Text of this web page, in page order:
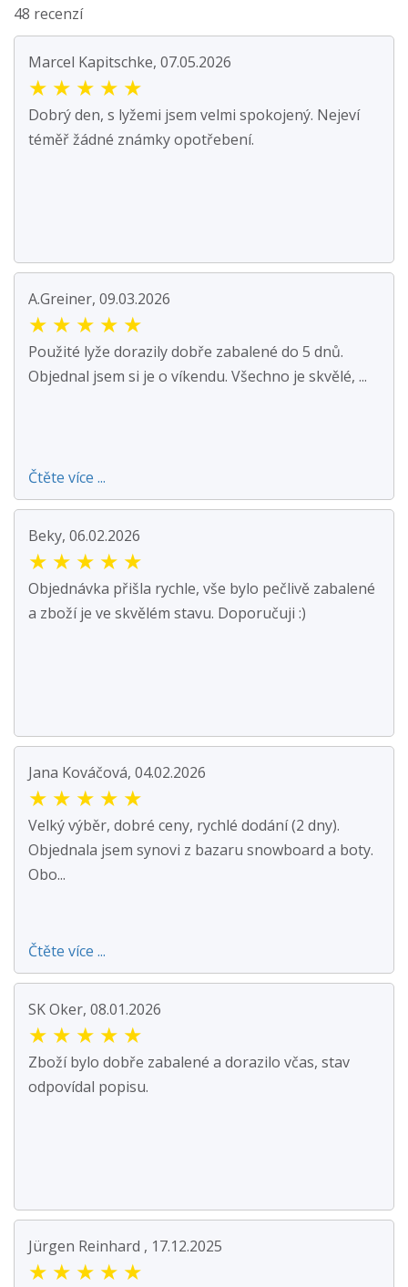
48 recenzí
Marcel Kapitschke, 07.05.2026
★ ★ ★ ★ ★
Dobrý den, s lyžemi jsem velmi spokojený. Nejeví
téměř žádné známky opotřebení.
A.Greiner, 09.03.2026
★ ★ ★ ★ ★
Použité lyže dorazily dobře zabalené do 5 dnů.
Objednal jsem si je o víkendu. Všechno je skvělé, ...
Čtěte více ...
Beky, 06.02.2026
★ ★ ★ ★ ★
Objednávka přišla rychle, vše bylo pečlivě zabalené
a zboží je ve skvělém stavu. Doporučuji :)
Jana Kováčová, 04.02.2026
★ ★ ★ ★ ★
Velký výběr, dobré ceny, rychlé dodání (2 dny).
Objednala jsem synovi z bazaru snowboard a boty.
Obo...
Čtěte více ...
SK Oker, 08.01.2026
★ ★ ★ ★ ★
Zboží bylo dobře zabalené a dorazilo včas, stav
odpovídal popisu.
Jürgen Reinhard , 17.12.2025
★ ★ ★ ★ ★